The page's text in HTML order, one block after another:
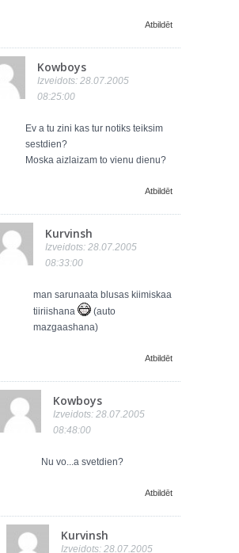
Atbildēt
Kowboys
Izveidots: 28.07.2005
08:25:00
Ev a tu zini kas tur notiks teiksim
sestdien?
Moska aizlaizam to vienu dienu?
Atbildēt
Kurvinsh
Izveidots: 28.07.2005
08:33:00
man sarunaata blusas kiimiskaa
tiiriishana
(auto
mazgaashana)
Atbildēt
Kowboys
Izveidots: 28.07.2005
08:48:00
Nu vo...a svetdien?
Atbildēt
Kurvinsh
Izveidots: 28.07.2005